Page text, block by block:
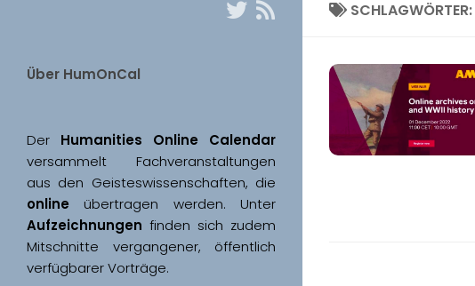
SCHLAGWÖRTER:
Über HumOnCal
Der
versammelt Fachveranstaltungen
online
Aufzeichnungen finden sich zudem
Mitschnitte vergangener, öffentlich